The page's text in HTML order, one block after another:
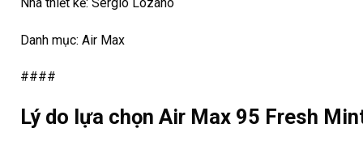
Danh mục: Air Max
####
Lý do lựa chọn Air Max 95 Fresh